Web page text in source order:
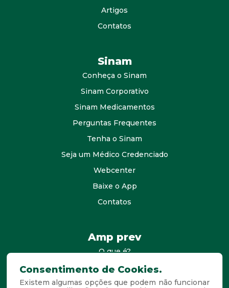
Artigos
Contatos
Sinam
Conheça o Sinam
Sinam Corporativo
Sinam Medicamentos
Perguntas Frequentes
Tenha o Sinam
Seja um Médico Credenciado
Webcenter
Baixe o App
Contatos
Amp prev
O que é?
consultores
Agende Sua Visita
Consentimento de Cookies.
Existem algumas opções que podem não funcionar